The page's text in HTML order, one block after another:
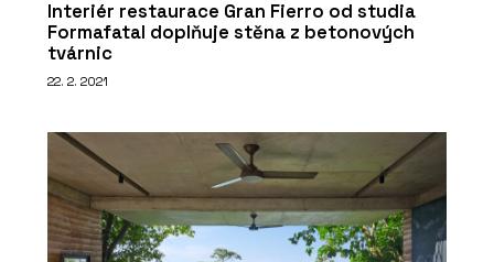
Interiér restaurace Gran Fierro od studia
Formafatal doplňuje stěna z betonových
tvárnic
22. 2. 2021